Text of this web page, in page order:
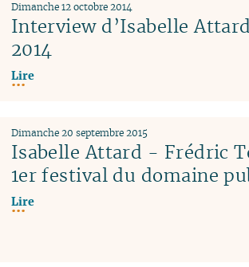
Interview d’Isabelle
2014
Dimanche 12 octobre 2014
Lire
Isabelle Attard - Frédric
1er festival du domaine
Dimanche 20 septembre 2015
Lire